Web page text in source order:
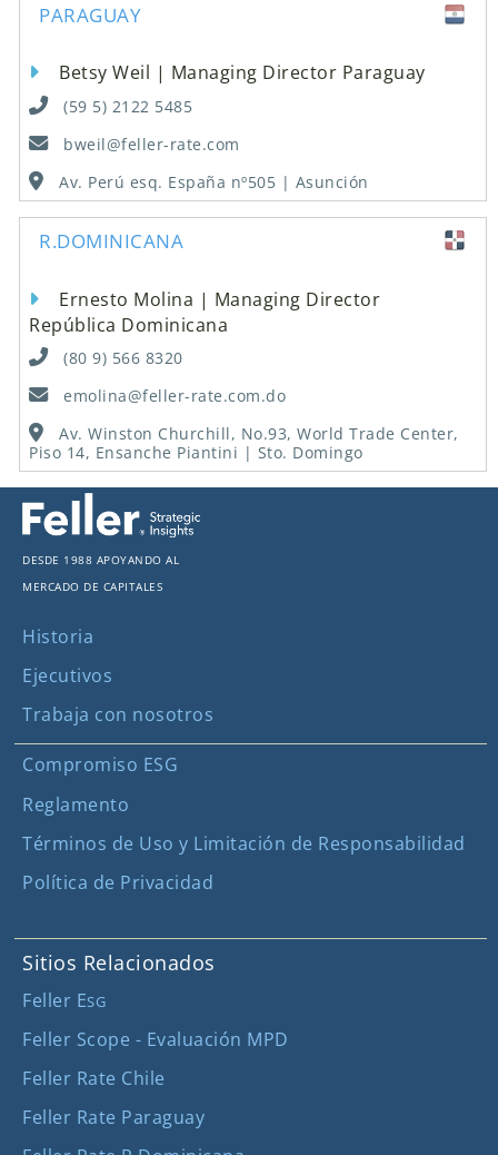
PARAGUAY
Betsy Weil | Managing Director Paraguay
(59 5) 2122 5485
bweil@feller-rate.com
Av. Perú esq. España nº505 | Asunción
R.DOMINICANA
Ernesto Molina | Managing Director
República Dominicana
(80 9) 566 8320
emolina@feller-rate.com.do
Av. Winston Churchill, No.93, World Trade Center,
Piso 14, Ensanche Piantini | Sto. Domingo
Desde 1988 apoyando al
mercado de capitales
Historia
Ejecutivos
Trabaja con nosotros
Compromiso ESG
Reglamento
Términos de Uso y Limitación de Responsabilidad
Política de Privacidad
Sitios Relacionados
Feller ESG
Feller Scope - Evaluación MPD
Feller Rate Chile
Feller Rate Paraguay